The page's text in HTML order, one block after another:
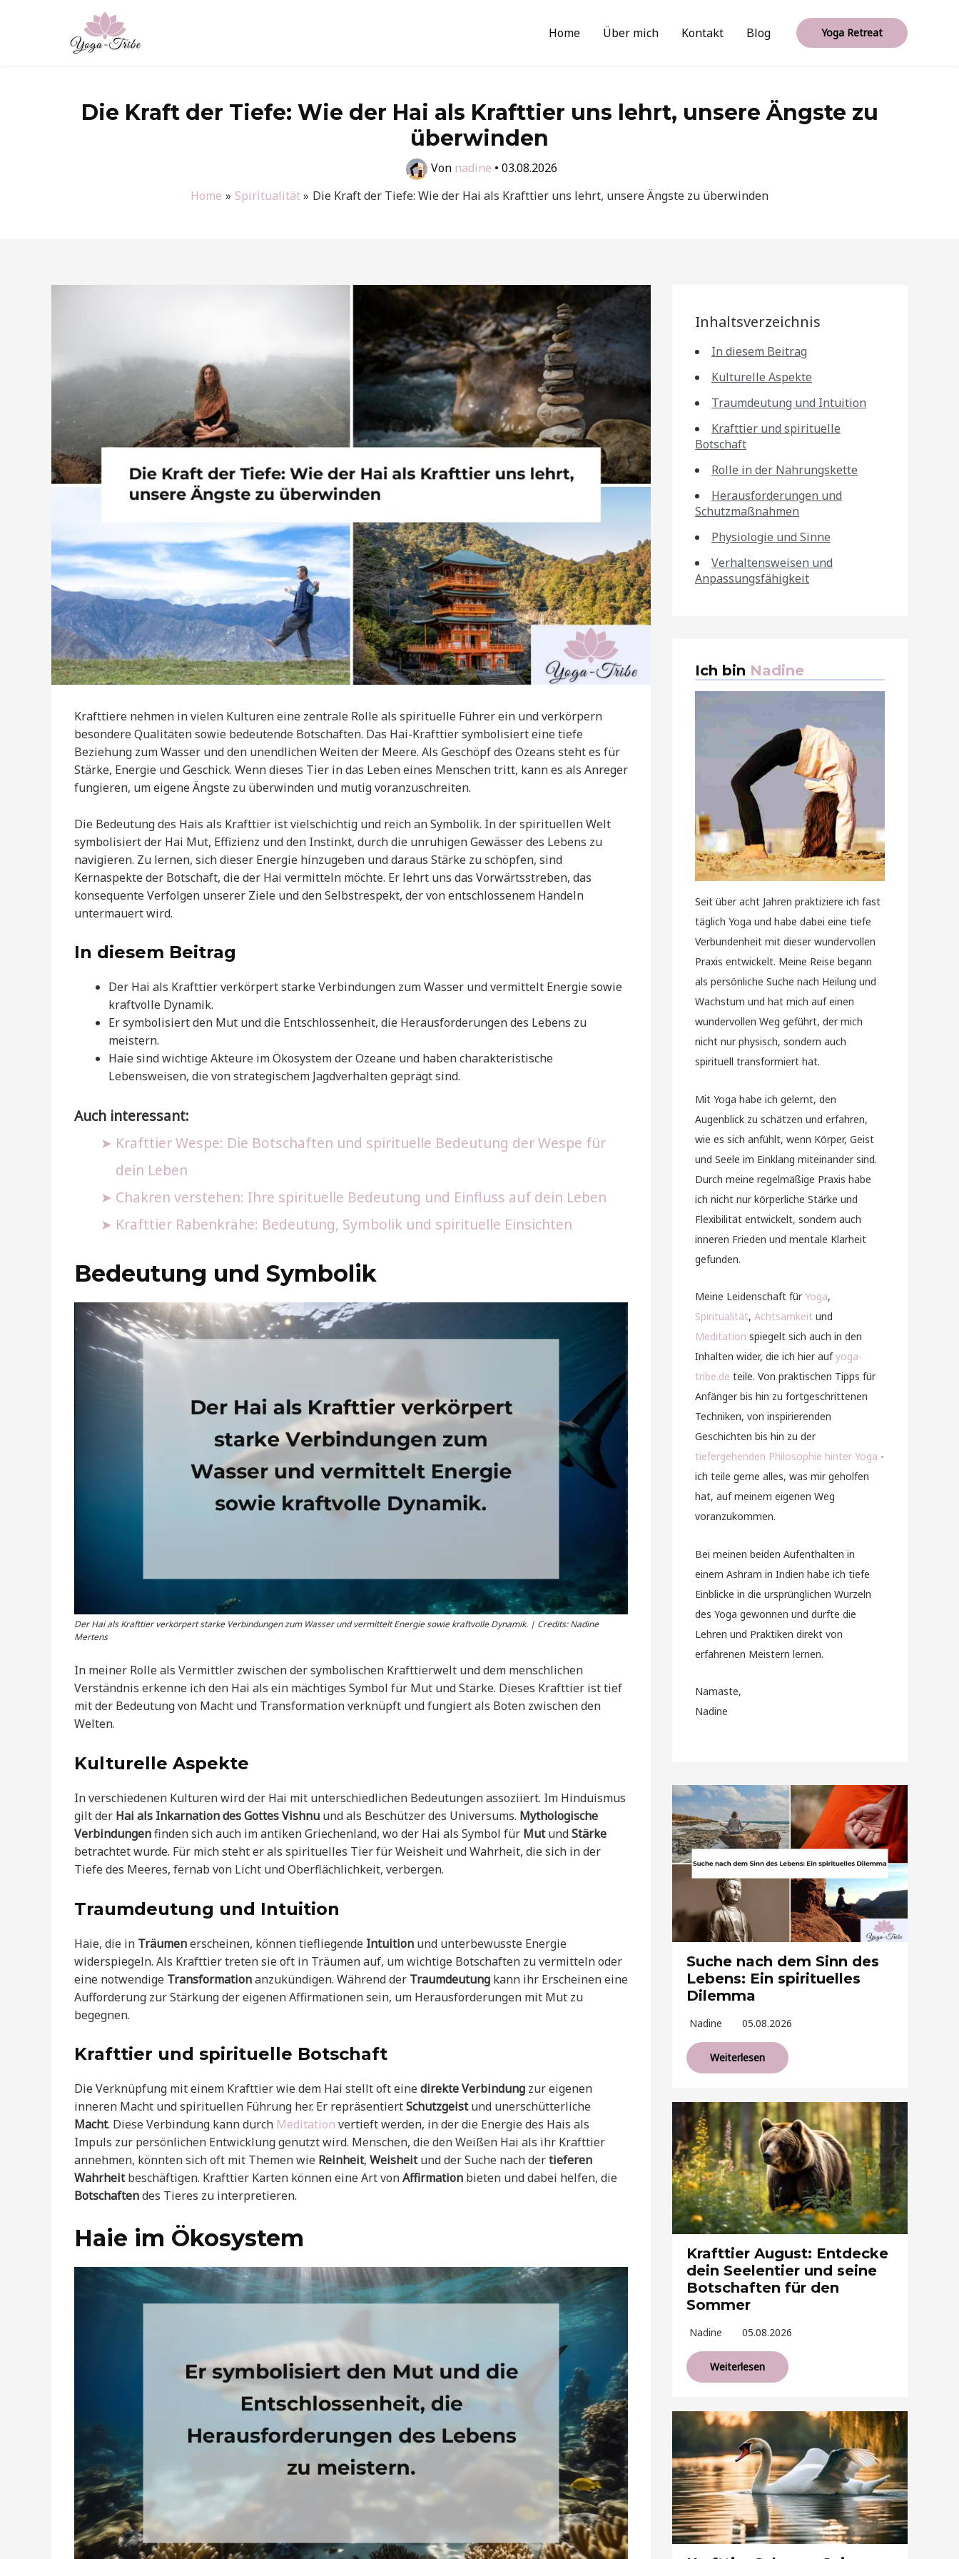
Home Über mich Kontakt Blog Yoga Retreat
Die Kraft der Tiefe: Wie der Hai als Krafttier uns lehrt, unsere Ängste zu
überwinden
Von nadine • 03.08.2026
Home
Spiritualität Die Kraft der Tiefe: Wie der Hai als Krafttier uns lehrt, unsere Ängste zu überwinden
Krafttiere nehmen in vielen Kulturen eine zentrale Rolle als spirituelle Führer ein und verkörpern
besondere Qualitäten sowie bedeutende Botschaften. Das Hai-Krafttier symbolisiert eine tiefe
Beziehung zum Wasser und den unendlichen Weiten der Meere. Als Geschöpf des Ozeans steht es für
Stärke, Energie und Geschick. Wenn dieses Tier in das Leben eines Menschen tritt, kann es als Anreger
fungieren, um eigene Ängste zu überwinden und mutig voranzuschreiten.
Die Bedeutung des Hais als Krafttier ist vielschichtig und reich an Symbolik. In der spirituellen Welt
symbolisiert der Hai Mut, Effizienz und den Instinkt, durch die unruhigen Gewässer des Lebens zu
navigieren. Zu lernen, sich dieser Energie hinzugeben und daraus Stärke zu schöpfen, sind
Kernaspekte der Botschaft, die der Hai vermitteln möchte. Er lehrt uns das Vorwärtsstreben, das
konsequente Verfolgen unserer Ziele und den Selbstrespekt, der von entschlossenem Handeln
untermauert wird.
In diesem Beitrag
Der Hai als Krafttier verkörpert starke Verbindungen zum Wasser und vermittelt Energie sowie
kraftvolle Dynamik.
Er symbolisiert den Mut und die Entschlossenheit, die Herausforderungen des Lebens zu
meistern.
Haie sind wichtige Akteure im Ökosystem der Ozeane und haben charakteristische
Lebensweisen, die von strategischem Jagdverhalten geprägt sind.
Auch interessant:
Krafttier Wespe: Die Botschaften und spirituelle Bedeutung der Wespe für
dein Leben
Chakren verstehen: Ihre spirituelle Bedeutung und Einfluss auf dein Leben
Krafttier Rabenkrähe: Bedeutung, Symbolik und spirituelle Einsichten
Bedeutung und Symbolik
Der Hai als Krafttier verkörpert starke Verbindungen zum Wasser und vermittelt Energie sowie kraftvolle Dynamik. | Credits: Nadine
Mertens
In meiner Rolle als Vermittler zwischen der symbolischen Krafttierwelt und dem menschlichen
Verständnis erkenne ich den Hai als ein mächtiges Symbol für Mut und Stärke. Dieses Krafttier ist tief
mit der Bedeutung von Macht und Transformation verknüpft und fungiert als Boten zwischen den
Welten.
Kulturelle Aspekte
In verschiedenen Kulturen wird der Hai mit unterschiedlichen Bedeutungen assoziiert. Im Hinduismus
gilt der Hai als Inkarnation des Gottes Vishnu und als Beschützer des Universums. Mythologische
Verbindungenfinden sich auch im antiken Griechenland, wo der Hai als Symbol für MutundStärke
betrachtet wurde. Für mich steht er als spirituelles Tier für Weisheit und Wahrheit, die sich in der
Tiefe des Meeres, fernab von Licht und Oberflächlichkeit, verbergen.
Traumdeutung und Intuition
Haie, die in Träumenerscheinen, können tiefliegende Intuition und unterbewusste Energie
widerspiegeln. Als Krafttier treten sie oft in Träumen auf, um wichtige Botschaften zu vermitteln oder
eine notwendige Transformationanzukündigen. Während der Traumdeutung kann ihr Erscheinen eine
Aufforderung zur Stärkung der eigenen Affirmationen sein, um Herausforderungen mit Mut zu
begegnen.
Krafttier und spirituelle Botschaft
Die Verknüpfung mit einem Krafttier wie dem Hai stellt oft einedirekte Verbindung zur eigenen
inneren Macht und spirituellen Führung her. Er repräsentiertSchutzgeistund unerschütterliche
Macht. Diese Verbindung kann durch Meditation vertieft werden, in der die Energie des Hais als
Impuls zur persönlichen Entwicklung genutzt wird. Menschen, die den Weißen Hai als ihr Krafttier
annehmen, könnten sich oft mit Themen wie Reinheit, Weisheitund der Suche nach dertieferen
Wahrheitbeschäftigen. Krafttier Karten können eine Art vonAffirmation bieten und dabei helfen, die
Botschaftendes Tieres zu interpretieren.
Haie im Ökosystem
Inhaltsverzeichnis
In diesem Beitrag
Kulturelle Aspekte
Traumdeutung und Intuition
Krafttier und spirituelle
Botschaft
Rolle in der Nahrungskette
Herausforderungen und
Schutzmaßnahmen
Physiologie und Sinne
Verhaltensweisen und
Anpassungsfähigkeit
Ich bin Nadine
Seit über acht Jahren praktiziere ich fast
täglich Yoga und habe dabei eine tiefe
Verbundenheit mit dieser wundervollen
Praxis entwickelt. Meine Reise begann
als persönliche Suche nach Heilung und
Wachstum und hat mich auf einen
wundervollen Weg geführt, der mich
nicht nur physisch, sondern auch
spirituell transformiert hat.
Mit Yoga habe ich gelernt, den
Augenblick zu schätzen und erfahren,
wie es sich anfühlt, wenn Körper, Geist
und Seele im Einklang miteinander sind.
Durch meine regelmäßige Praxis habe
ich nicht nur körperliche Stärke und
Flexibilität entwickelt, sondern auch
inneren Frieden und mentale Klarheit
gefunden.
Meine Leidenschaft für Yoga,
Spiritualität, Achtsamkeit und
Meditation spiegelt sich auch in den
Inhalten wider, die ich hier aufyoga-
tribe.de teile. Von praktischen Tipps für
Anfänger bis hin zu fortgeschrittenen
Techniken, von inspirierenden
Geschichten bis hin zu der
tiefergehenden Philosophie hinter Yoga -
ich teile gerne alles, was mir geholfen
hat, auf meinem eigenen Weg
voranzukommen.
Bei meinen beiden Aufenthalten in
einem Ashram in Indien habe ich tiefe
Einblicke in die ursprünglichen Wurzeln
des Yoga gewonnen und durfte die
Lehren und Praktiken direkt von
erfahrenen Meistern lernen.
Namaste,
Nadine
Suche nach dem Sinn des
Lebens: Ein spirituelles
Dilemma
Nadine 05.08.2026
Weiterlesen
Krafttier August: Entdecke
dein Seelentier und seine
Botschaften für den
Sommer
Nadine 05.08.2026
Weiterlesen